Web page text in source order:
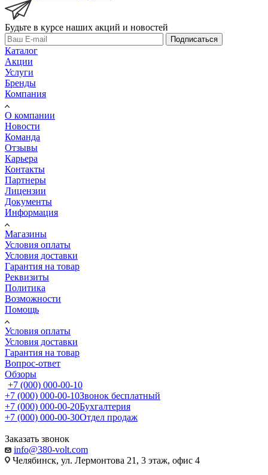
Будьте в курсе наших акций и новостей
Подписаться
Каталог
Акции
Услуги
Бренды
Компания
О компании
Новости
Команда
Отзывы
Карьера
Контакты
Партнеры
Лицензии
Документы
Информация
Магазины
Условия оплаты
Условия доставки
Гарантия на товар
Реквизиты
Политика
Возможности
Помощь
Условия оплаты
Условия доставки
Гарантия на товар
Вопрос-ответ
Обзоры
+7 (000) 000-00-10
+7 (000) 000-00-10Звонок бесплатный
+7 (000) 000-00-20Бухгалтерия
+7 (000) 000-00-30Отдел продаж
Заказать звонок
info@380-volt.com
Челябинск, ул. Лермонтова 21, 3 этаж, офис 4